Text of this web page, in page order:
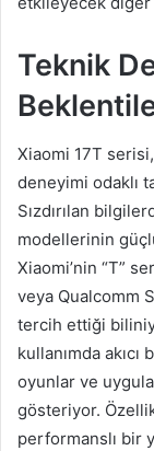
Teknik
Xiaomi 17T
deneyimi odaklı
Sızdırılan
modellerinin
Xiaomi’nin “T”
veya Qualcomm
tercih ettiği
kullanımda
oyunlar ve
gösteriyor.
performanslı bir